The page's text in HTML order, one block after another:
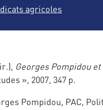
agricoles
Georges Pompidou et
», 2007, 347 p.
Pompidou, PAC,